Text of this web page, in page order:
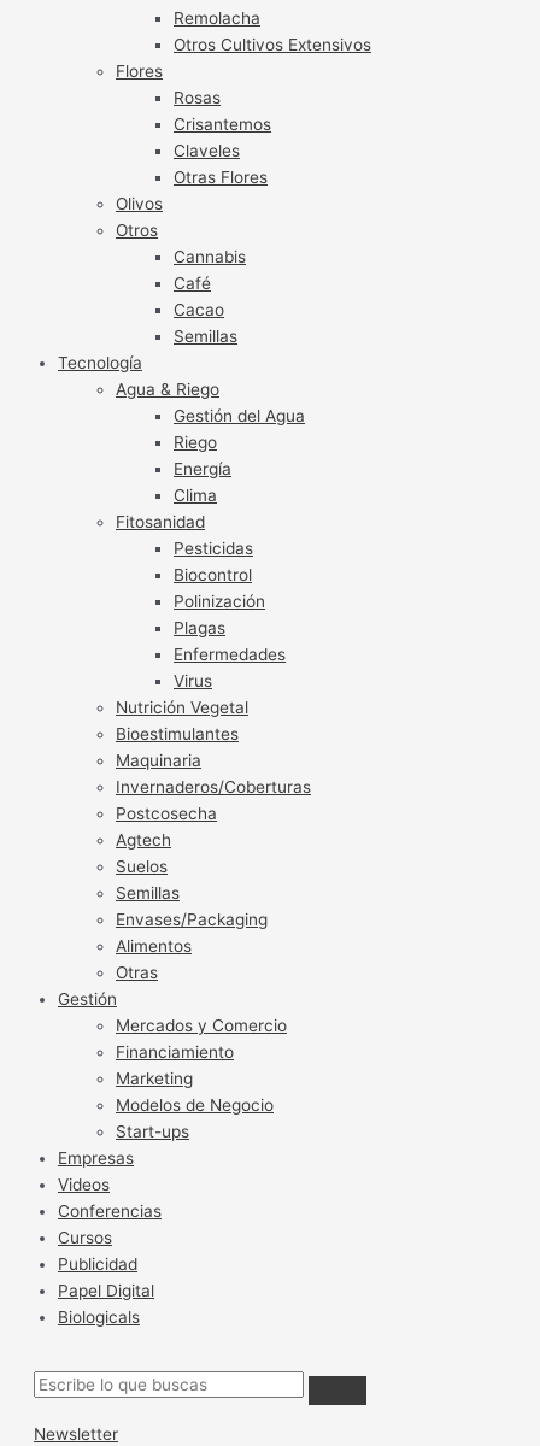
Remolacha
Otros Cultivos Extensivos
Flores
Rosas
Crisantemos
Claveles
Otras Flores
Olivos
Otros
Cannabis
Café
Cacao
Semillas
Tecnología
Agua & Riego
Gestión del Agua
Riego
Energía
Clima
Fitosanidad
Pesticidas
Biocontrol
Polinización
Plagas
Enfermedades
Virus
Nutrición Vegetal
Bioestimulantes
Maquinaria
Invernaderos/Coberturas
Postcosecha
Agtech
Suelos
Semillas
Envases/Packaging
Alimentos
Otras
Gestión
Mercados y Comercio
Financiamiento
Marketing
Modelos de Negocio
Start-ups
Empresas
Videos
Conferencias
Cursos
Publicidad
Papel Digital
Biologicals
Newsletter